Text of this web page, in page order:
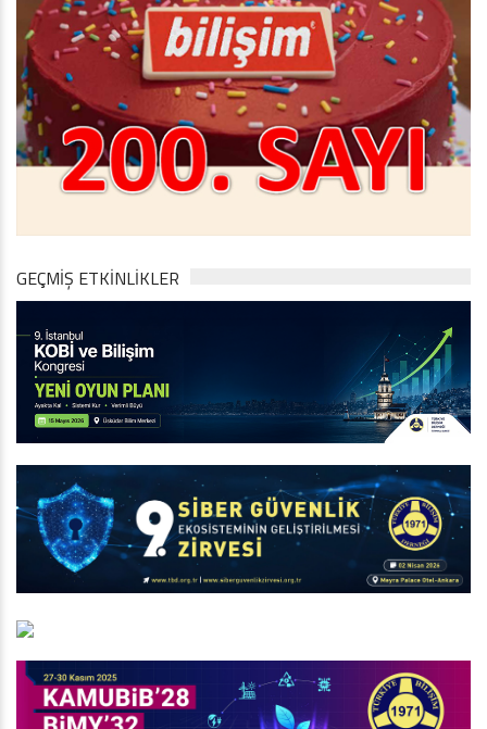
GEÇMİŞ ETKİNLİKLER